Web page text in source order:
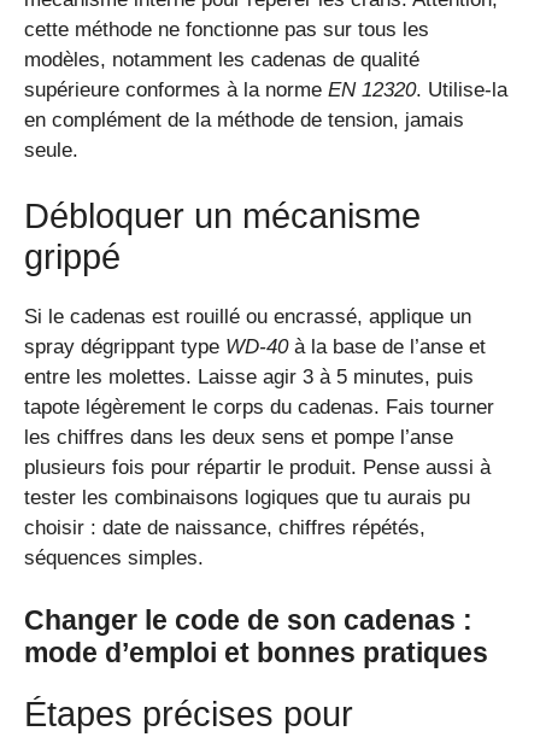
cette méthode ne fonctionne pas sur tous les
modèles, notamment les cadenas de qualité
supérieure conformes à la norme EN 12320. Utilise-la
en complément de la méthode de tension, jamais
seule.
Débloquer un mécanisme
grippé
Si le cadenas est rouillé ou encrassé, applique un
spray dégrippant type WD-40à la base de l’anse et
entre les molettes. Laisse agir 3 à 5 minutes, puis
tapote légèrement le corps du cadenas. Fais tourner
les chiffres dans les deux sens et pompe l’anse
plusieurs fois pour répartir le produit. Pense aussi à
tester les combinaisons logiques que tu aurais pu
choisir : date de naissance, chiffres répétés,
séquences simples.
Changer le code de son cadenas :
mode d’emploi et bonnes pratiques
Étapes précises pour